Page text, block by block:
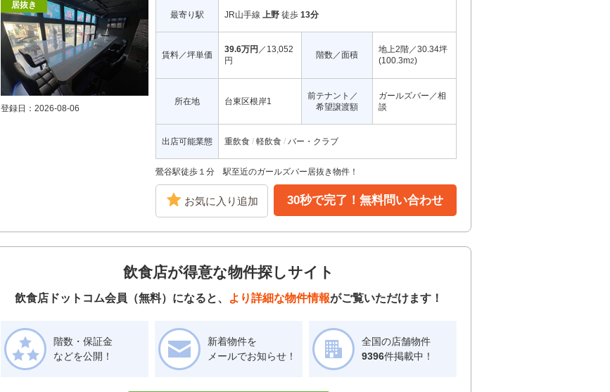
居抜き
登録日：2026-08-06
最寄り駅 JR山手線 上野 徒歩 13分
賃料／坪単価
39.6万円 ／13,052
円
階数／面積
地上2階／30.34坪
(100.3m2)
所在地 台東区根岸1
前テナント／
希望譲渡額
ガールズバー／相
談
出店可能業態 重飲食 軽飲食 バー・クラブ
鶯谷駅徒歩１分 駅至近のガールズバー居抜き物件！
お気に入り追加 30秒で完了！無料問い合わせ
飲食店が得意な物件探しサイト
飲食店ドットコム会員（無料）になると、 より詳細な物件情報がご覧いただけます！
階数・保証金
などを公開！
新着物件を
メールでお知らせ！
全国の店舗物件
9396件掲載中！